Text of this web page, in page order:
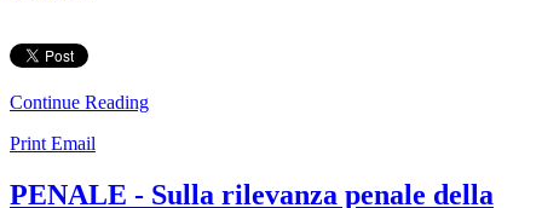
Continue Reading
Print Email
PENALE - Sulla rilevanza penale della